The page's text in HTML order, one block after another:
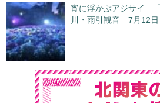
宵に浮かぶアジサイ
川・雨引観音 7月12